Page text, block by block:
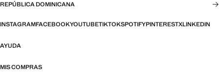
REPÚBLICA DOMINICANA
INSTAGRAMFACEBOOKYOUTUBETIKTOKSPOTIFYPINTERESTXLINKEDIN
AYUDA
MIS COMPRAS